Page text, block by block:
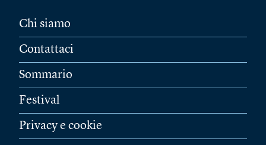
Chi siamo
Contattaci
Sommario
Festival
Privacy e cookie